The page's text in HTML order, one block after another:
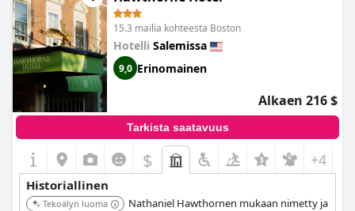
15.3 mailia kohteesta Boston
Hotelli Salemissa
9,0 Erinomainen
Alkaen 216 $
Tarkista saatavuus
$ +4
Historiallinen
Tekoälyn luoma
Nathaniel Hawthornen mukaan nimetty ja